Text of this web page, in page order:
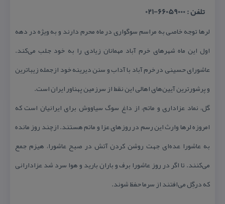
تلفن : 66059000-021
لرها توجه خاصی به مراسم سوگواری در ماه محرم دارند و به ویژه در دهه
اول این ماه شهر‌های خرم آباد مهمانان زیادی را به خود جلب می‌كند.
عاشورای حسینی در خرم آباد با آداب و سنن دیرینه خود ازجمله زیباترین
و پرشورترین آیین‌های اهالی این نقط از سرزمین پهناور ایران است.
گل، نماد عزاداری و ماتم، از داغ سوگ سیاووش برای ایرانیان است كه
امروزه لرها وارث این رسم در روزهای عزا و ماتم هستند. ازچند روز مانده
به عاشورا عده‌ای جهت روشن كردن آتش در صبح عاشورا، هیزم جمع
می‌كنند. تا اگر در روز عاشورا برف و باران بارید و هوا سرد شد عزادارانی
كه درگِل می‌افتند از سرما حفظ شوند.